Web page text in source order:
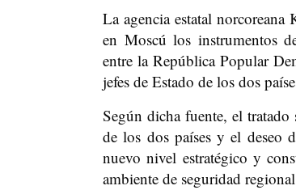
La agencia estatal
en Moscú los instrumentos
entre la República Popular
jefes de Estado de los dos
Según dicha fuente, el
de los dos países y el deseo
nuevo nivel estratégico y
ambiente de seguridad